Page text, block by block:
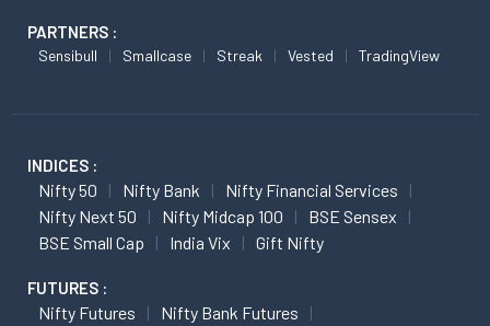
PARTNERS :
Sensibull Smallcase Streak Vested TradingView
INDICES :
Nifty 50 Nifty Bank
Nifty Financial Services
Nifty Next 50
Nifty Midcap 100
BSE Sensex
BSE Small Cap
India Vix Gift Nifty
FUTURES :
Nifty Futures
Nifty Bank Futures